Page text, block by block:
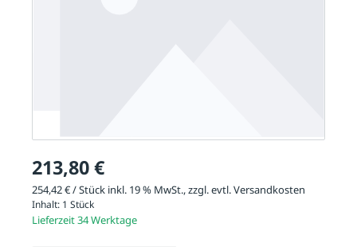
213,80 €
254,42 € / Stück inkl. 19 % MwSt., zzgl. evtl.Versandkosten
Inhalt: 1 Stück
Lieferzeit 34 Werktage